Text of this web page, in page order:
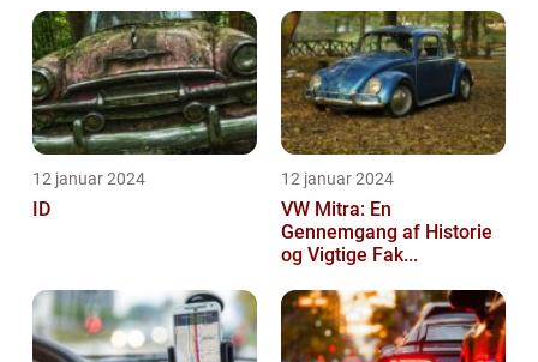
12 januar 2024
ID
12 januar 2024
VW Mitra: En
Gennemgang af Historie
og Vigtige Fak...